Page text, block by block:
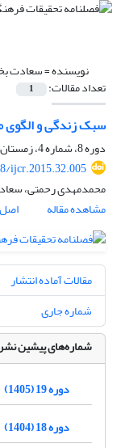
نویسنده =سعادت
تعداد مقالات: 1
سبک زندگی و الگوی
دوره 8، شماره 4، زمستان 1394، صفحه
ijcr.2015.32.005
محمدمهدی رحمتی،
مشاهده مقاله
مقالات آماده انتشار
شماره جاری
شماره‌های پیشین
دوره 19 (1405)
دوره 18 (1404)